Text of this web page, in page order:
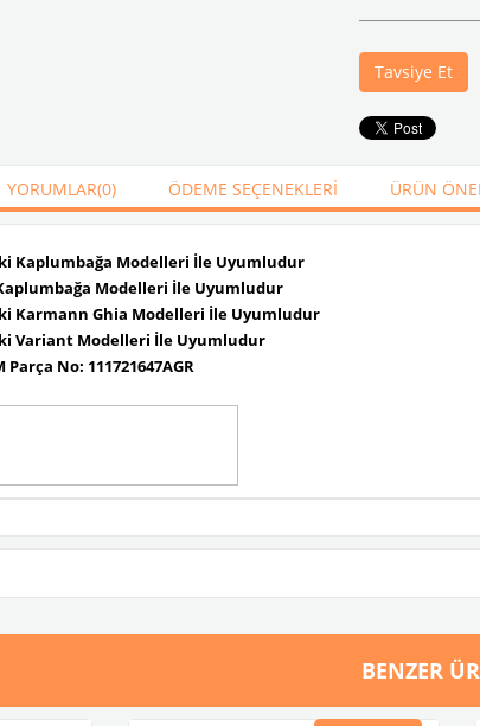
Tavsiye Et
YORUMLAR(0) ÖDEME SEÇENEKLERI ÜRÜN
Kaplumbağa Modelleri İle Uyumludur
Kaplumbağa Modelleri İle Uyumludur
Karmann Ghia Modelleri İle Uyumludur
Variant Modelleri İle Uyumludur
Parça No: 111721647AGR
BENZER